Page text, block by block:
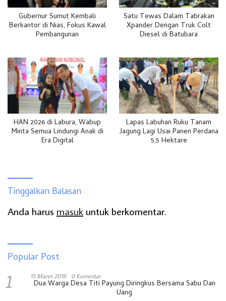
Gubernur Sumut Kembali
Berkantor di Nias, Fokus Kawal
Pembangunan
Satu Tewas Dalam Tabrakan
Xpander Dengan Truk Colt
Diesel di Batubara
HAN 2026 di Labura, Wabup
Minta Semua Lindungi Anak di
Era Digital
Lapas Labuhan Ruku Tanam
Jagung Lagi Usai Panen Perdana
5,5 Hektare
Tinggalkan Balasan
Anda harus masuk untuk berkomentar.
Popular Post
1 15 Maret 2019 0 Komentar
Dua Warga Desa Titi Payung Diringkus Bersama Sabu Dan
Uang